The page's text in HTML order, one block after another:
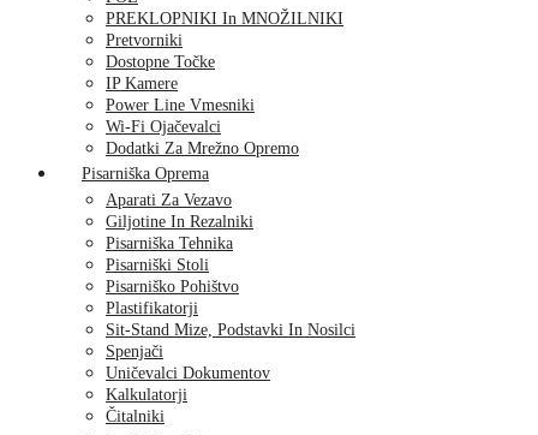
PREKLOPNIKI In MNOŽILNIKI
Pretvorniki
Dostopne Točke
IP Kamere
Power Line Vmesniki
Wi-Fi Ojačevalci
Dodatki Za Mrežno Opremo
Pisarniška Oprema
Aparati Za Vezavo
Giljotine In Rezalniki
Pisarniška Tehnika
Pisarniški Stoli
Pisarniško Pohištvo
Plastifikatorji
Sit-Stand Mize, Podstavki In Nosilci
Spenjači
Uničevalci Dokumentov
Kalkulatorji
Čitalniki